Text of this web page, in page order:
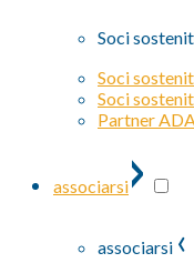
Soci
Soci
Soci
Partner
associarsi›
associarsi